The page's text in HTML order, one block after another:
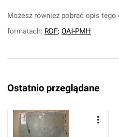
Możesz również pobrać opis tego
formatach: RDF; OAI-PMH
Ostatnio przeglądane